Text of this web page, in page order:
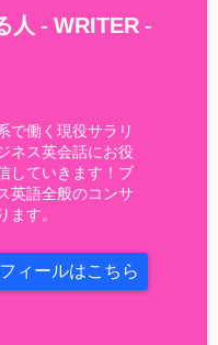
人 - WRITER-
で働く現役サラリ
ネス英会話にお役
していきます！ブ
英語全般のコンサ
ます。
ィールはこちら